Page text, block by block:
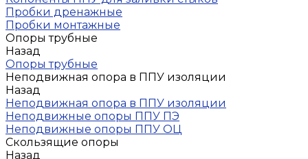
Пробки дренажные
Пробки монтажные
Опоры трубные
Назад
Опоры трубные
Неподвижная опора в ППУ изоляции
Назад
Неподвижная опора в ППУ изоляции
Неподвижные опоры ППУ ПЭ
Неподвижные опоры ППУ ОЦ
Скользящие опоры
Назад